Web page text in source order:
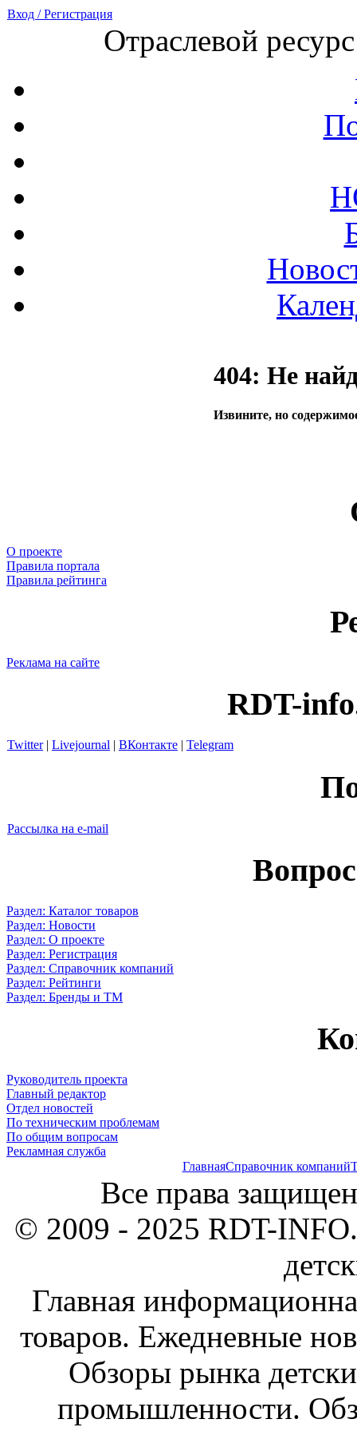
Вход / Регистрация
Отраслевой
404: Не
Извините, но
О проекте
Правила портала
Правила рейтинга
Реклама на сайте
RDT-
Twitter| Livejournal | ВКонтакте | Telegram
Рассылка на e-mail
Раздел: Каталог товаров
Раздел: Новости
Раздел: О проекте
Раздел: Регистрация
Раздел: Справочник компаний
Раздел: Рейтинги
Раздел: Бренды и ТМ
Руководитель проекта
Главный редактор
Отдел новостей
По техническим проблемам
По общим вопросам
Рекламная служба
ГлавнаяСправочник компаний
Все права
© 2009 - 2025 RDT-
Главная
товаров. Ежедневные
Обзоры рынка
промышленности.